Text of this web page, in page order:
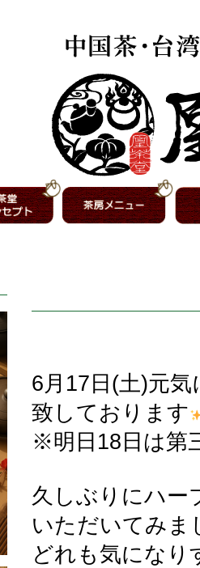
6月17日(土)元気
致しております
※明日18日は第
久しぶりにハー
いただいてみま
どれも気になり